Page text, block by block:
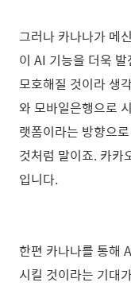
그러나 카나나가 메
이 AI 기능을 더욱
모호해질 것이라 생
와 모바일은행으로
랫폼이라는 방향으
것처럼 말이죠. 카카
입니다.
한편 카나나를 통해
시킬 것이라는 기대